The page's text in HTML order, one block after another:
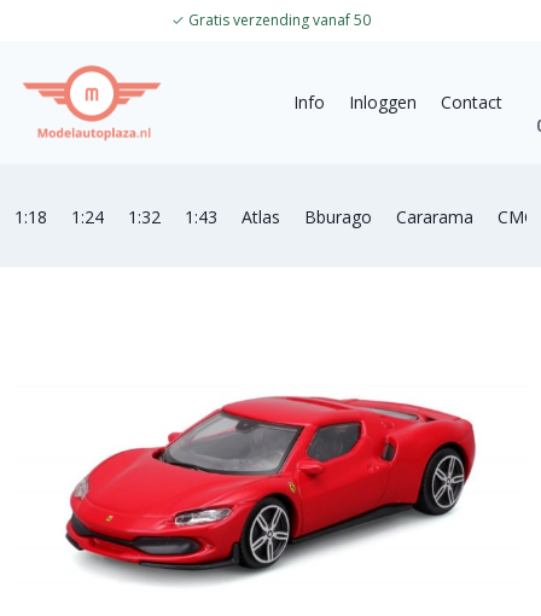
✓ Gratis verzending vanaf 50
Info Inloggen
Contact
1:18 1:24 1:32 1:43 Atlas Bburago Cararama CMC